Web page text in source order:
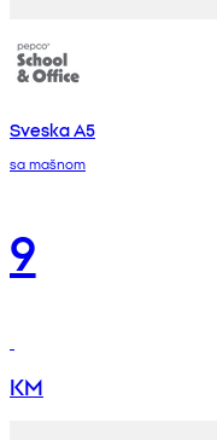
Sveska A5
sa mašnom
9
KM